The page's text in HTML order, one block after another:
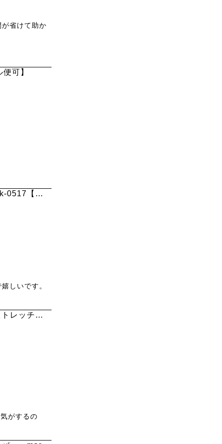
省けて助か
可】
0517【メ
しいです。
レッチテ
がするの